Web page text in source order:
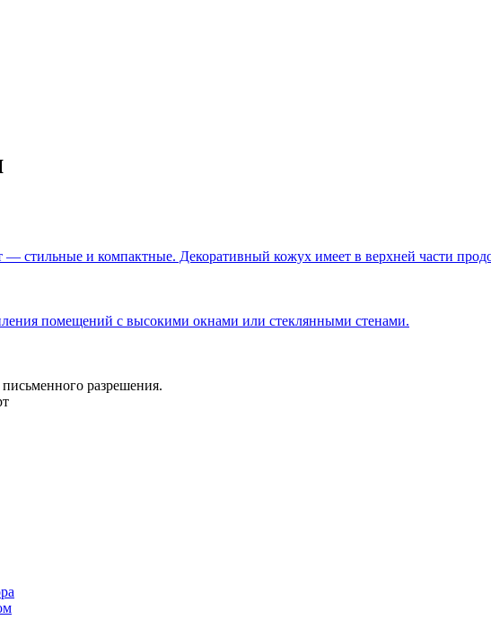
стильные и компактные. Декоративный кожух имеет в верхней части
помещений с высокими окнами или стеклянными стенами.
разрешения.